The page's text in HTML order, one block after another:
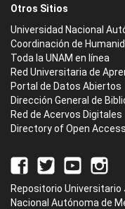
Otros Sitios
Universidad Nacional
Coordinación de
Toda la UNAM en línea
Red Universitaria de
Portal de Datos Abiertos
Dirección General de
Red de Acervos Digitales
Directory of Open
Repositorio Universitario
Nacional Autónoma de